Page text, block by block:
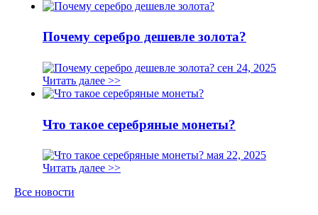
Почему серебро дешевле золота?
сен 24, 2025
Читать далее >>
Что такое серебряные монеты?
мая 22, 2025
Читать далее >>
Все новости